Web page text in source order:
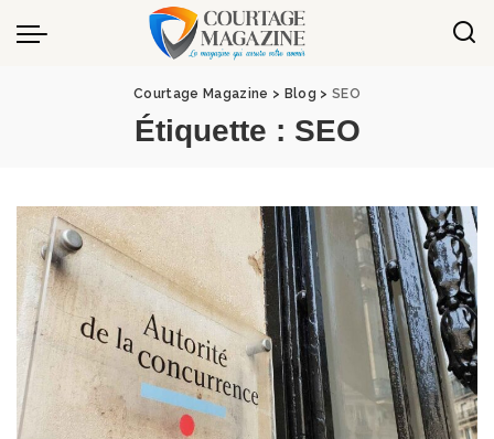
Panneau de gestion des cookies
Courtage Magazine > Blog > SEO
Étiquette : SEO